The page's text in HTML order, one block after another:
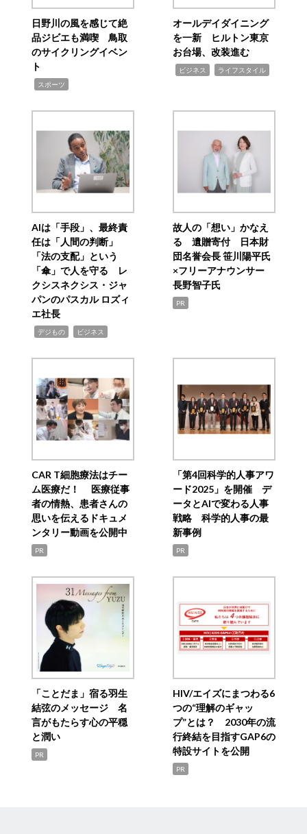
日野川の風を感じて絶
品ジビエも満喫 鳥取
のサイクリングイベン
ト
スポーツ
オールデイダイニング
を一新 ヒルトン東京
お台場、改装進む
ビジネス ライフスタイル
AIは「手段」、最終責
任は「人間の判断」
「法の支配」という
「傘」で人を守る レ
クシスネクシス・ジャ
パンのパスカル ロズィ
エ社長
デジもの ビジネス
故人の「想い」かなえ
る 遺贈寄付 日本財
団名誉会長 笹川陽平氏
×フリーアナウンサー
長野智子氏
PR
CAR T細胞療法はチー
ム医療だ！ 医療従事
者の情熱、患者さんの
思いを伝えるドキュメ
ンタリー動画を公開中
PR
「第4回科学的人事アワ
ード2025」を開催 デ
ータとAIで変わる人事
戦略 科学的人事の最
新事例
PR
「ことだま」宿る羽生
結弦のメッセージ 名
言がもたらす心の平穏
と潤い
PR
HIV/エイズにまつわる6
つの“理解のギャッ
プ”とは？ 2030年の流
行終結を目指すGAP6の
特設サイトを公開
PR